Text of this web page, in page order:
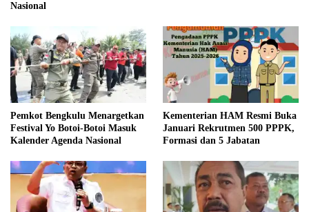
Nasional
Pemkot Bengkulu Menargetkan
Festival Yo Botoi-Botoi Masuk
Kalender Agenda Nasional
Kementerian HAM Resmi Buka
Januari Rekrutmen 500 PPPK,
Formasi dan 5 Jabatan